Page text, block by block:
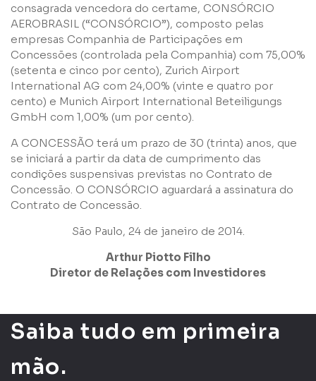
consagrada vencedora do certame, CONSÓRCIO
AEROBRASIL (“CONSÓRCIO”), composto pelas
empresas Companhia de Participações em
Concessões (controlada pela Companhia) com 75,00%
(setenta e cinco por cento), Zurich Airport
International AG com 24,00% (vinte e quatro por
cento) e Munich Airport International Beteiligungs
GmbH com 1,00% (um por cento).
A CONCESSÃO terá um prazo de 30 (trinta) anos, que
se iniciará a partir da data de cumprimento das
condições suspensivas previstas no Contrato de
Concessão. O CONSÓRCIO aguardará a assinatura do
Contrato de Concessão.
São Paulo, 24 de janeiro de 2014.
Arthur Piotto Filho
Diretor de Relações com Investidores
Perfil
Grupos
Li e concordo com os
Enviar
Saiba tudo em primeira
mão.